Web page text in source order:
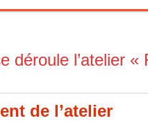
déroule l’atelier
de l’atelier